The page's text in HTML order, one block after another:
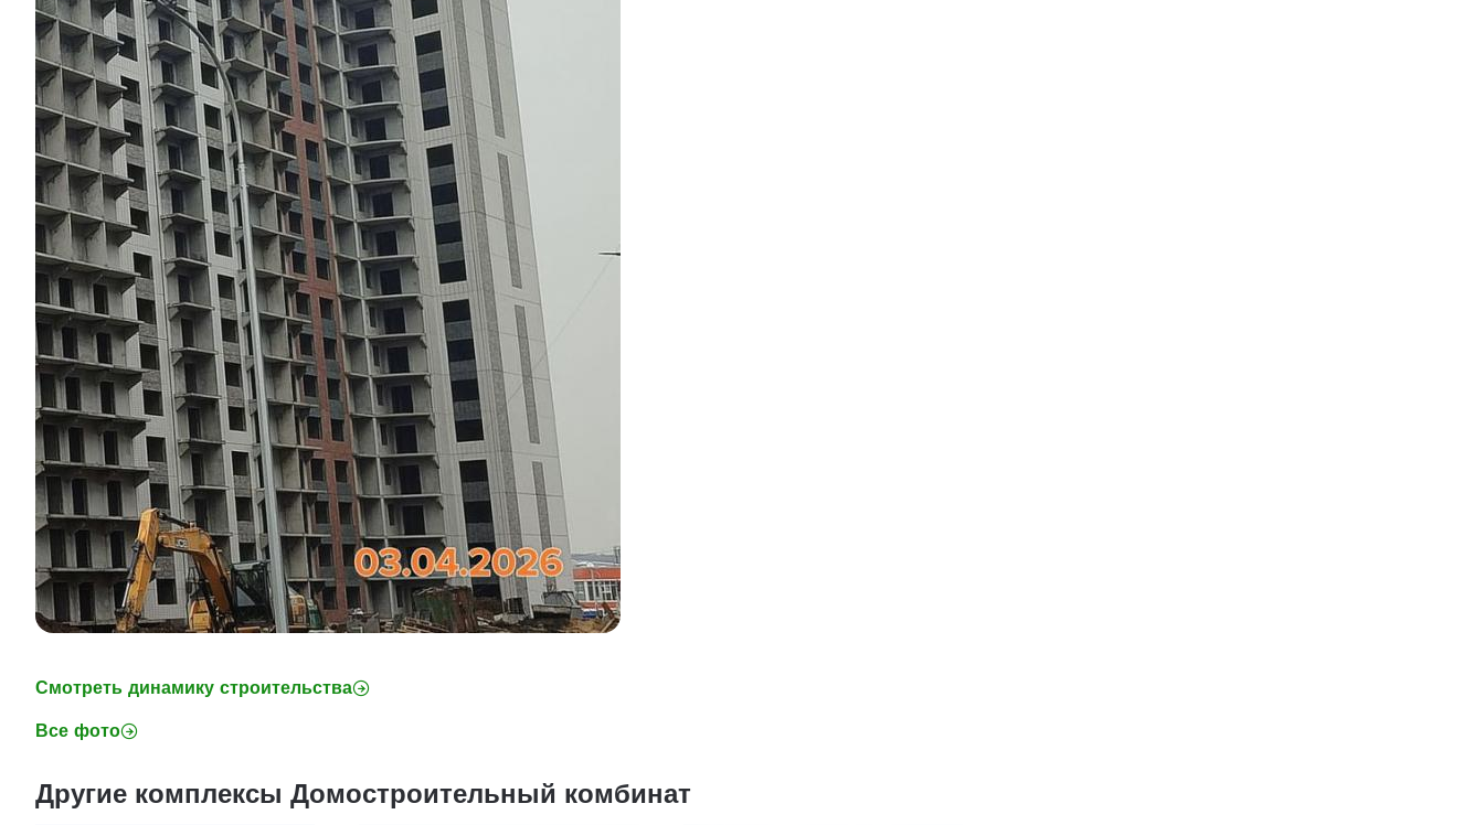
Смотреть динамику строительства
Все фото
Другие комплексы Домостроительный комбинат